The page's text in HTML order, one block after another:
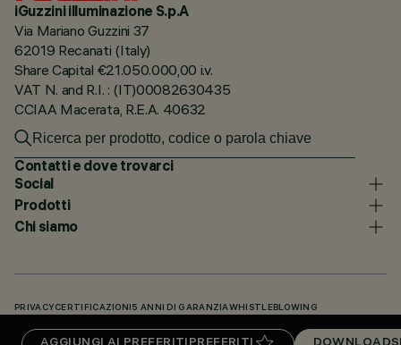
iGuzzini illuminazione S.p.A
Via Mariano Guzzini 37
62019 Recanati (Italy)
Share Capital €21.050.000,00 i.v.
VAT N. and R.I. : (IT)00082630435
CCIAA Macerata, R.E.A. 40632
Contatti e dove trovarci
Social
Prodotti
Chi siamo
PRIVACY CERTIFICAZIONI 5 ANNI DI GARANZIAWHISTLEBLOWING